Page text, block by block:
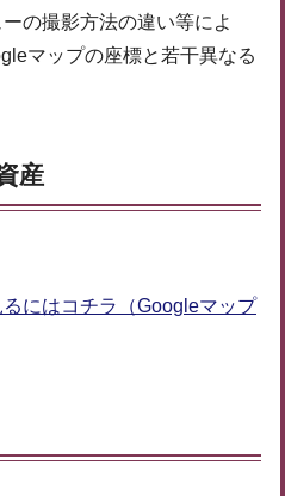
の撮影方法の違い等によ
マップの座標と若干異なる
産
にはコチラ（Googleマップ